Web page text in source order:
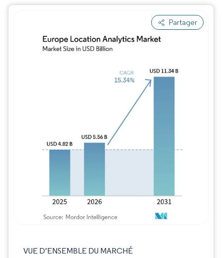
Partager
VUE D’ENSEMBLE DU MARCHÉ
Image © Mordor Intelligence. La